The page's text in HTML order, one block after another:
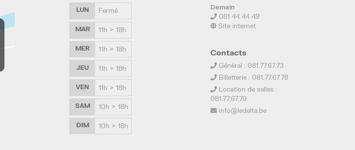
LUN Fermé
MAR 11h > 18h
MER 11h > 18h
JEU 11h > 18h
VEN 11h > 18h
SAM 10h > 18h
DIM 10h > 18h
Demain
081 44 44 49
Site internet
Contacts
Général : 081.77.67.73
Billetterie : 081.77.67.78
Location de salles :
081.77.67.79
info@ledelta.be